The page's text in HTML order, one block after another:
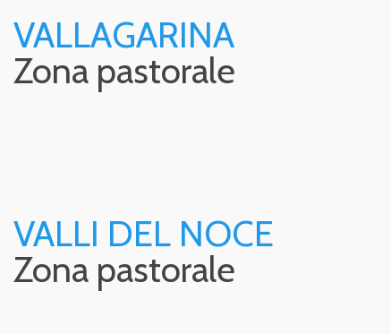
VALLAGARINA
Zona pastorale
VALLI DEL NOCE
Zona pastorale